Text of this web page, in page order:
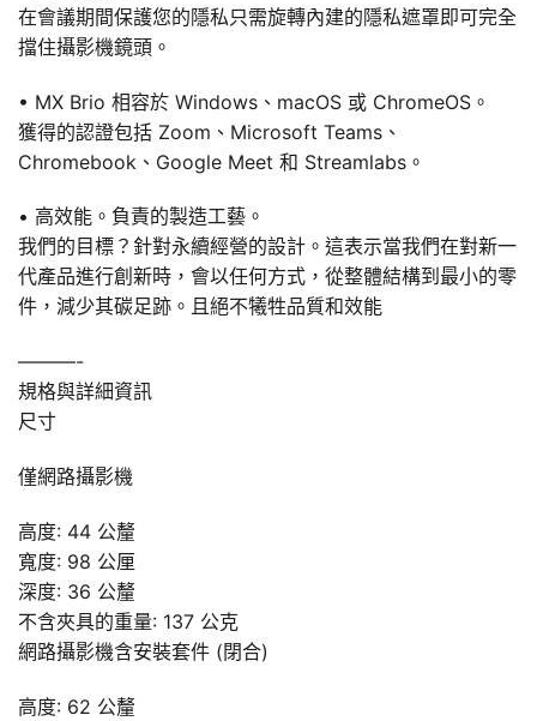
在會議期間保護您的隱私只需旋轉內建的隱私遮罩即可完全
擋住攝影機鏡頭。
• MX Brio 相容於 Windows、macOS 或 ChromeOS。
獲得的認證包括 Zoom、Microsoft Teams、
Chromebook、Google Meet 和 Streamlabs。
• 高效能。負責的製造工藝。
我們的目標？針對永續經營的設計。這表示當我們在對新一
代產品進行創新時，會以任何方式，從整體結構到最小的零
件，減少其碳足跡。且絕不犧牲品質和效能
———-
規格與詳細資訊
尺寸
僅網路攝影機
高度: 44 公釐
寬度: 98 公厘
深度: 36 公釐
不含夾具的重量: 137 公克
網路攝影機含安裝套件 (閉合)
高度: 62 公釐